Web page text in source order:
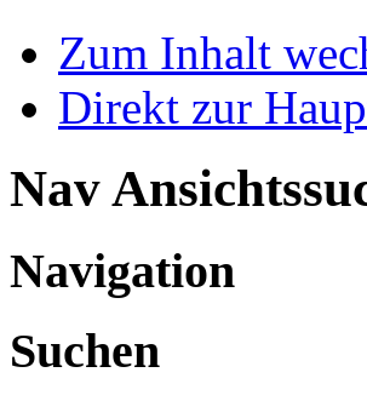
Zum Inhalt
Direkt zur
Nav
Navigation
Suchen